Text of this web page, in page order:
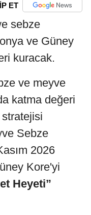
ET
sebze
ve Güney
kuracak.
ve meyve
katma değeri
Sebze
2026
Kore'yi
Heyeti”